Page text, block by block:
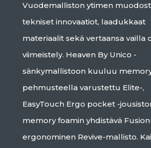
Vuodemalliston ytimen
tekniset innovaatiot, laadukkaat
materiaalit sekä vertaansa vailla
viimeistely. Heaven By Unico -
sänkymallistoon kuuluu
pehmusteella varustettu Elite-,
EasyTouch Ergo pocket -
memory foamin yhdistävä
ergonominen Revive-mallisto.